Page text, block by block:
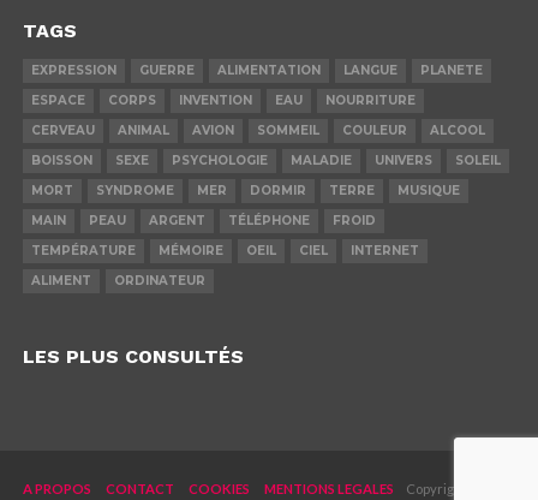
TAGS
EXPRESSION GUERRE ALIMENTATION LANGUE
PLANETE
ESPACE
CORPS INVENTION EAU
NOURRITURE
CERVEAU
ANIMAL AVION SOMMEIL COULEUR
ALCOOL
BOISSON
SEXE PSYCHOLOGIE MALADIE UNIVERS
SOLEIL
MORT
SYNDROME MER DORMIR TERRE
MUSIQUE
MAIN
PEAU ARGENT TÉLÉPHONE
FROID
TEMPÉRATURE
MÉMOIRE OEIL CIEL
INTERNET
ALIMENT
ORDINATEUR
LES PLUS CONSULTÉS
A PROPOS CONTACT COOKIES MENTIONS LEGALES Copyright © 2019